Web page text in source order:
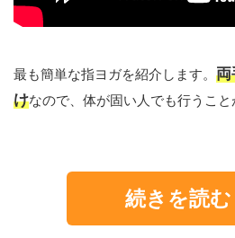
最も簡単な指ヨガを紹介します。 両
けなので、体が固い人でも行うこと
続きを読む